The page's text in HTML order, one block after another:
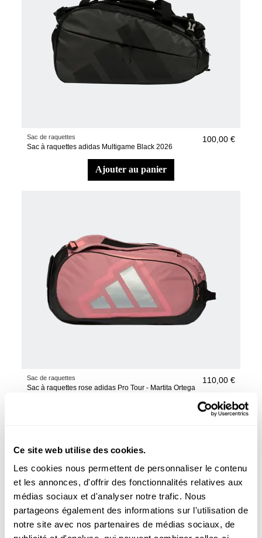
Ce site web utilise des cookies.
Les cookies nous permettent de personnaliser le contenu
et les annonces, d'offrir des fonctionnalités relatives aux
médias sociaux et d'analyser notre trafic. Nous
partageons également des informations sur l'utilisation de
notre site avec nos partenaires de médias sociaux, de
Sac de raquettes
Sac à raquettes adidas Multigame Black 2026
100,00 €
ajouter au panier
Sac de raquettes
Sac à raquettes rose adidas Pro Tour - Martita Ortega
110,00 €